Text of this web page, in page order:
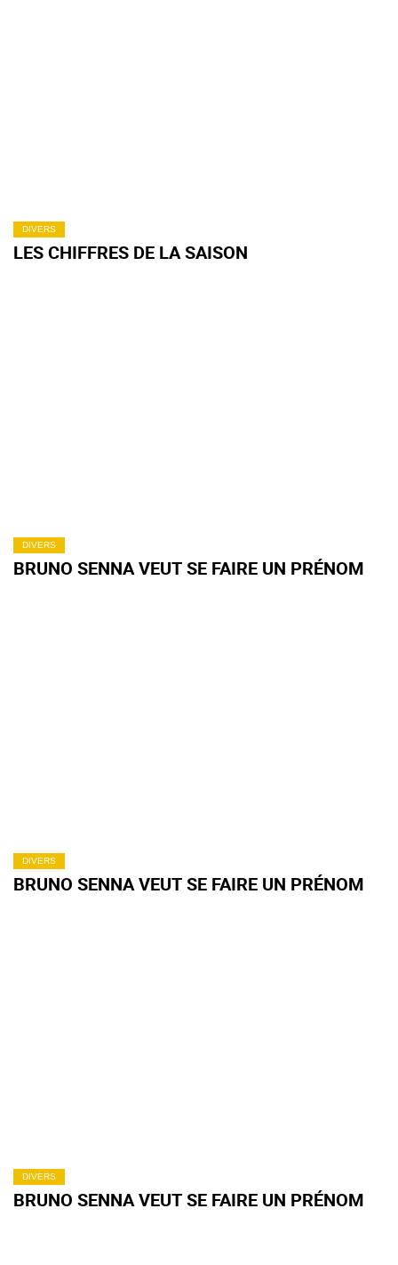
DIVERS
LES CHIFFRES DE LA SAISON
DIVERS
BRUNO SENNA VEUT SE FAIRE UN PRÉNOM
DIVERS
BRUNO SENNA VEUT SE FAIRE UN PRÉNOM
DIVERS
BRUNO SENNA VEUT SE FAIRE UN PRÉNOM